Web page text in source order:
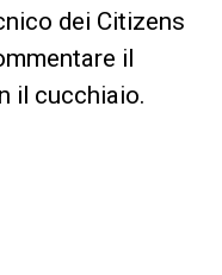
dei Citizens
il
il cucchiaio.